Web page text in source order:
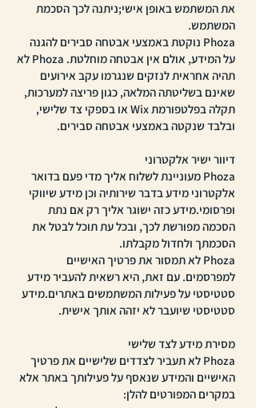
את המשתמש באופן אישי;ניתנה לכך הסכמת
המשתמש.
Phoza נוקטת באמצעי אבטחה סבירים להגנה
על המידע, אולם אין אבטחה מוחלטת. Phoza לא
תהיה אחראית לנזקים שנגרמו עקב אירועים
שאינם בשליטתה המלאה, כגון פריצה למערכות,
תקלה בפלטפורמת Wix או בספקי צד שלישי,
ובלבד שנקטה באמצעי אבטחה סבירים.
דיוור ישיר אלקטרוני
Phoza מעוניינת לשלוח אליך מדי פעם בדואר
אלקטרוני מידע בדבר שירותיה וכן מידע שיווקי
ופרסומי.מידע כזה ישוגר אליך רק אם נתת
הסכמה מפורשת לכך, ובכל עת תוכל לבטל את
הסכמתך ולחדול מקבלתו.
Phoza לא תמסור את פרטיך האישיים
למפרסמים. עם זאת, היא רשאית להעביר מידע
סטטיסטי על פעילות המשתמשים באתרים.מידע
סטטיסטי שיועבר לא יזהה אותך אישית.
מסירת מידע לצד שלישי
Phoza לא תעביר לצדדים שלישיים את פרטיך
האישיים והמידע שנאסף על פעילותך באתר אלא
במקרים המפורטים להלן: